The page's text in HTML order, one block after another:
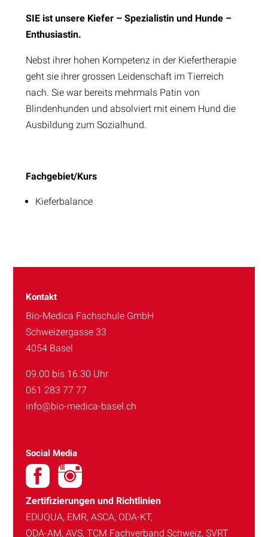
SIE ist unsere Kiefer – Spezialistin und Hunde –
Enthusiastin.
Nebst ihrer hohen Kompetenz in der Kiefertherapie
geht sie ihrer grossen Leidenschaft im Tierreich
nach. Sie war bereits mehrmals Patin von
Blindenhunden und absolviert mit einem Hund die
Ausbildung zum Sozialhund.
Fachgebiet/Kurs
Kieferbalance
Kontakt
Bio-Medica Fachschule GmbH
Schweizergasse 33
4054 Basel
09.00 bis 16.30 Uhr
061 283 77 77
info@bio-medica-basel.ch
Social Media
Zertifizierungen und Richtlinien
EDUQUA, EMR, ASCA, ODA-KT,
ODA-AM, AVS, TCM Fachverband Schweiz, SVRT